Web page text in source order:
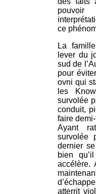
pouvoir
ce
La
lever du
sud de
pour
ovni qui
les
survolée
conduit,
faire
Ayant
survolée
dernier
bien
accélère.
atterrit